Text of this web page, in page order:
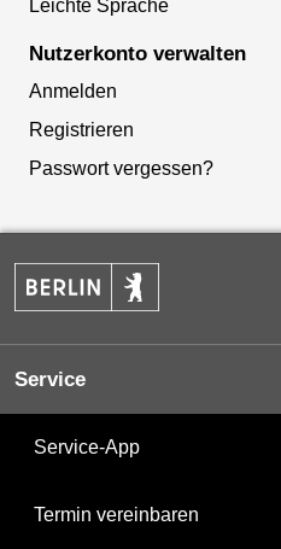
Leichte Sprache
Nutzerkonto verwalten
Anmelden
Registrieren
Passwort vergessen?
Service
Service-App
Termin vereinbaren